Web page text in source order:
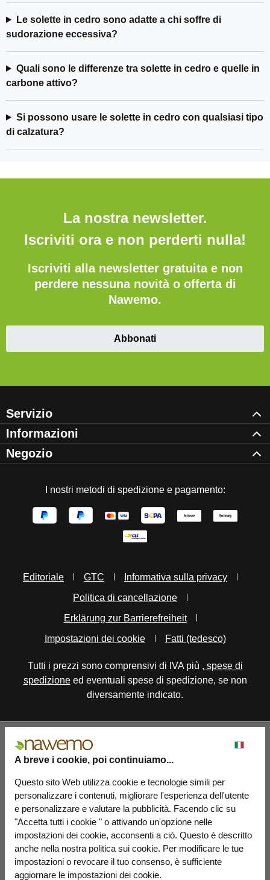
A breve i cookie, poi continuiamo...
Questo sito Web utilizza cookie e tecnologie simili per
personalizzare i contenuti, migliorare l'esperienza dell'utente
e personalizzare e valutare la pubblicità. Facendo clic su
"Accetta tutti i cookie " o attivando un'opzione nelle
impostazioni dei cookie, acconsenti a ciò. Questo è descritto
anche nella nostra politica sui cookie. Per modificare le tue
impostazioni o revocare il tuo consenso, è sufficiente
aggiornare le impostazioni dei cookie.
Le solette in cedro sono adatte a chi soffre di
sudorazione eccessiva?
Quali sono le differenze tra solette in cedro e quelle in
carbone attivo?
Si possono usare le solette in cedro con qualsiasi tipo
di calzatura?
La nostra newsletter.
Iscriviti ora e non perderti nulla!
Iscriviti alla newsletter gratuita e non
perdere nessuna novità o offerta di
Nawemo.
Abbonati
Servizio
Informazioni
Negozio
I nostri metodi di spedizione e pagamento:
Editoriale GTC
Informativa sulla privacy
Politica di cancellazione
Erklärung zur Barrierefreiheit
Impostazioni dei cookie
Fatti (tedesco)
Tutti i prezzi sono comprensivi di IVA più , spese di
spedizioneed eventuali spese di spedizione, se non
diversamente indicato.